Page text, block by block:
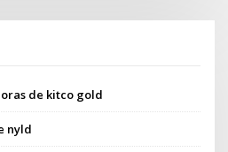
de kitco gold
nyld